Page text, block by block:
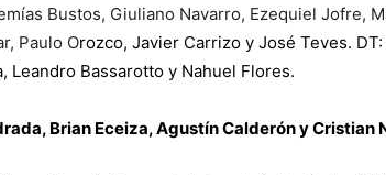
Bustos, Giuliano Navarro, Ezequiel Jofre,
Paulo Orozco, Javier Carrizo y José Teves.
Leandro Bassarotto y Nahuel Flores.
Brian Eceiza, Agustín Calderón y Cristian